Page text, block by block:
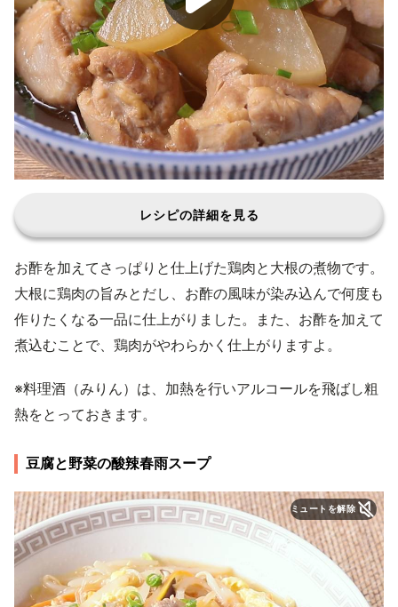
レシピの詳細を見る
お酢を加えてさっぱりと仕上げた鶏肉と大根の煮物です。
大根に鶏肉の旨みとだし、お酢の風味が染み込んで何度も
作りたくなる一品に仕上がりました。また、お酢を加えて
煮込むことで、鶏肉がやわらかく仕上がりますよ。
※料理酒（みりん）は、加熱を行いアルコールを飛ばし粗
熱をとっておきます。
豆腐と野菜の酸辣春雨スープ
ミュートを解除